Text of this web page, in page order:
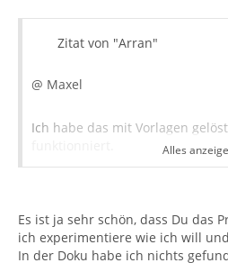
Zitat von "Arran"
@ Maxel
Ich habe das mit Vorlagen
und speicherst dann alles als
Alles
Es ist ja sehr schön, dass Du das
ich experimentiere wie ich will
In der Doku habe ich nichts